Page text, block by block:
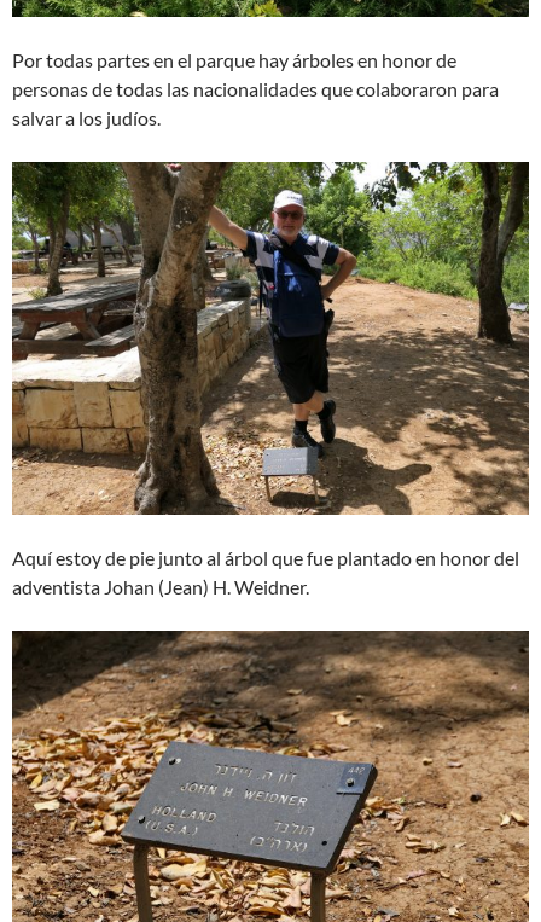
Por todas partes en el parque hay árboles en honor de
personas de todas las nacionalidades que colaboraron para
salvar a los judíos.
Aquí estoy de pie junto al árbol que fue plantado en honor del
adventista Johan (Jean) H. Weidner.